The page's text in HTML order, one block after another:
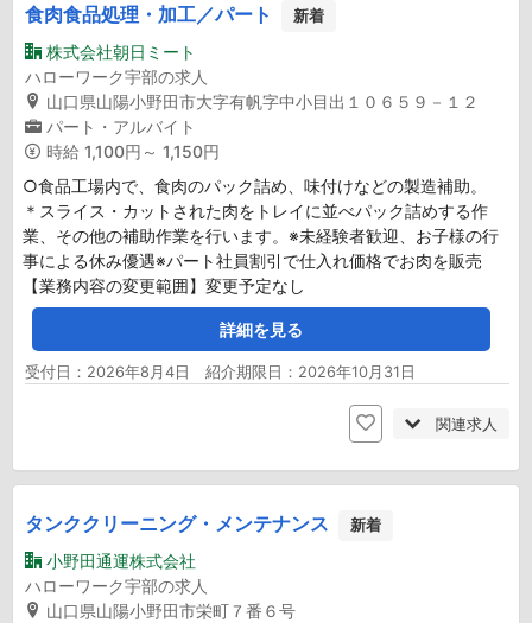
食肉食品処理・加工／パート 新着
株式会社朝日ミート
ハローワーク宇部の求人
山口県山陽小野田市大字有帆字中小目出１０６５９－１２
パート・アルバイト
時給 1,100円～ 1,150円
○食品工場内で、食肉のパック詰め、味付けなどの製造補助。
＊スライス・カットされた肉をトレイに並べパック詰めする作
業、その他の補助作業を行います。※未経験者歓迎、お子様の行
事による休み優遇※パート社員割引で仕入れ価格でお肉を販売
【業務内容の変更範囲】変更予定なし
詳細を見る
受付日：2026年8月4日 紹介期限日：2026年10月31日
関連求人
タンククリーニング・メンテナンス 新着
小野田通運株式会社
ハローワーク宇部の求人
山口県山陽小野田市栄町７番６号